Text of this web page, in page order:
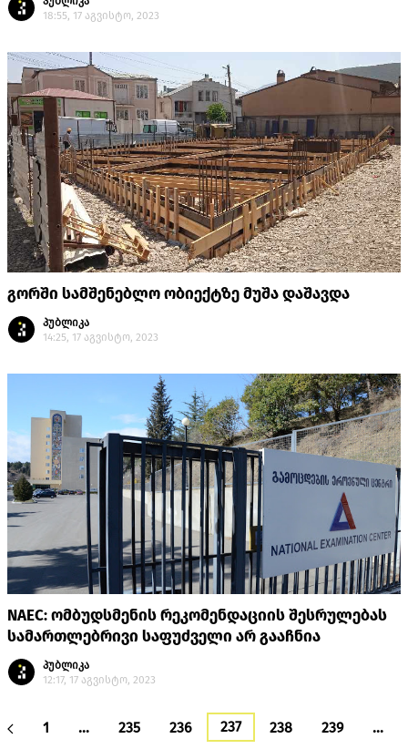
18:55, 17 აგვისტო, 2023
გორში სამშენებლო ობიექტზე მუშა დაშავდა
პუბლიკა
14:25, 17 აგვისტო, 2023
NAEC: ომბუდსმენის რეკომენდაციის შესრულებას
სამართლებრივი საფუძველი არ გააჩნია
პუბლიკა
12:17, 17 აგვისტო, 2023
1 … 235 236 237 238 239
…